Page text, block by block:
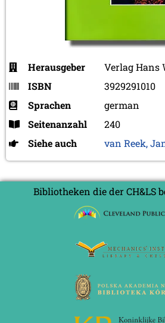
Herausgeber
Verlag Hans
ISBN
3929291010
Sprachen
german
Seitenanzahl
240
Siehe auch
van Reek,
Bibliotheken die der CH&LS